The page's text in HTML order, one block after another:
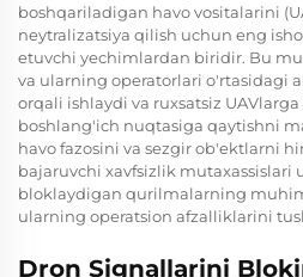
boshqariladigan havo vositalarini
neytralizatsiya qilish uchun eng
etuvchi yechimlardan biridir. Bu
va ularning operatorlari o'rtasidagi
orqali ishlaydi va ruxsatsiz
boshlang'ich nuqtasiga qaytishni
havo fazosini va sezgir ob'ektlarni
bajaruvchi xavfsizlik mutaxassislari
bloklaydigan qurilmalarning
ularning operatsion afzalliklarini
Dron Signallarini